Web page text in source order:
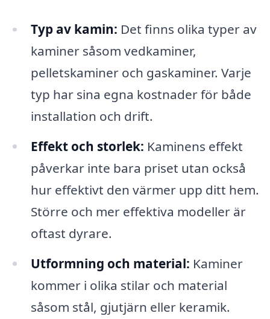
Typ av kamin: Det finns olika typer av
kaminer såsom vedkaminer,
pelletskaminer och gaskaminer. Varje
typ har sina egna kostnader för både
installation och drift.
Effekt och storlek: Kaminens effekt
påverkar inte bara priset utan också
hur effektivt den värmer upp ditt hem.
Större och mer effektiva modeller är
oftast dyrare.
Utformning och material: Kaminer
kommer i olika stilar och material
såsom stål, gjutjärn eller keramik.